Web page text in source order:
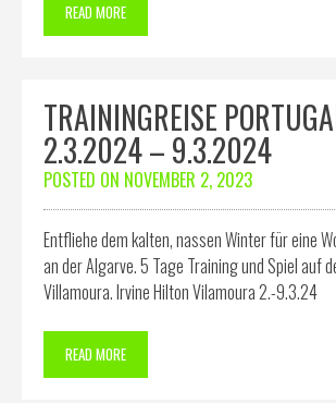
READ MORE
TRAININGREISE
2.3.2024 – 9.3.2024
POSTED ON NOVEMBER 2, 2023
Entfliehe dem kalten, nassen Winter für eine
an der Algarve. 5 Tage Training und Spiel auf
Villamoura. Irvine Hilton Vilamoura 2.-9.3.24
READ MORE